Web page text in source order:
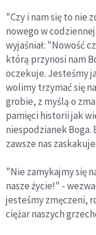
"Czy i nam się to nie
nowego w
wyjaśniał: "Nowość
którą przynosi nam
oczekuje. Jesteśmy
wolimy trzymać się
grobie, z myślą o
pamięci historii jak
niespodzianek Boga.
zawsze nas
"Nie zamykajmy się
nasze życie!" -
jesteśmy zmęczeni,
ciężar naszych